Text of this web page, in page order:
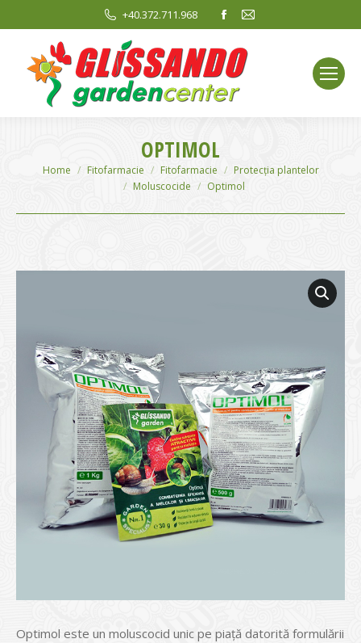
+40.372.711.968
Facebook
opens
in
new
window
Mail
window
OPTIMOL
You are here:
Home Fitofarmacie Fitofarmacie
Protecția plantelor
Moluscocide
Optimol
Optimol este un moluscocid unic pe piață datorită formulării